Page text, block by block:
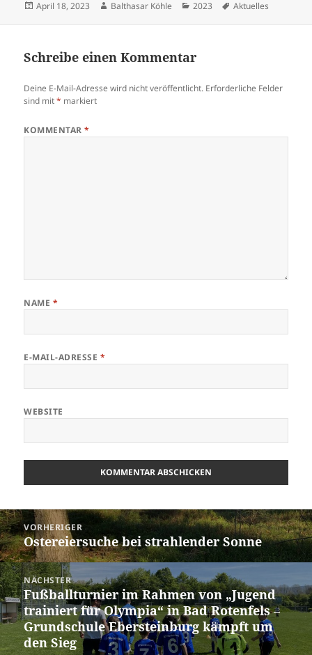
Veröffentlicht
April 18, 2023 Autor
Balthasar Köhle Kategorien
2023 Schlagwörter
Aktuelles
Schreibe einen Kommentar
Deine E-Mail-Adresse wird nicht veröffentlicht. Erforderliche Felder
sind mit* markiert
KOMMENTAR*
NAME *
E-MAIL-ADRESSE *
WEBSITE
Beitragsnavigation
VORHERIGER
Vorheriger
Beitrag:
Ostereiersuche bei strahlender Sonne
NÄCHSTER
Nächster
Beitrag:
Fußballturnier im Rahmen von „Jugend
trainiert für Olympia“ in Bad Rotenfels –
Grundschule Ebersteinburg kämpft um
den Sieg